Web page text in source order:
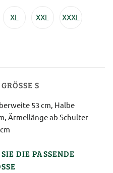
XL XXL XXXL
S
53 cm, Halbe
Ärmellänge ab Schulter
DIE PASSENDE